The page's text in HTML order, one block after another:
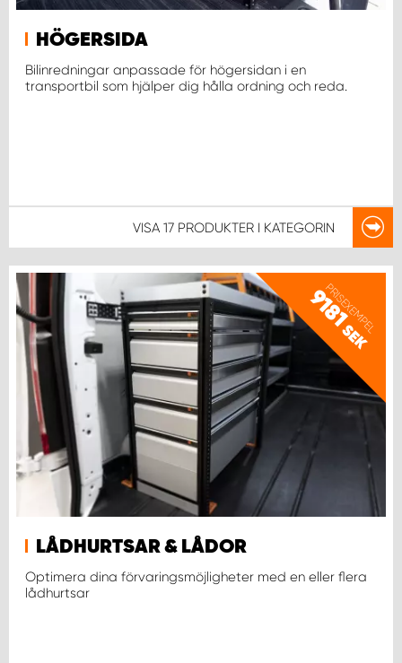
HÖGERSIDA
Bilinredningar anpassade för högersidan i en
transportbil som hjälper dig hålla ordning och reda.
VISA 17 PRODUKTER I KATEGORIN
PRISEXEMPEL
9181
SEK
LÅDHURTSAR & LÅDOR
Optimera dina förvaringsmöjligheter med en eller flera
lådhurtsar